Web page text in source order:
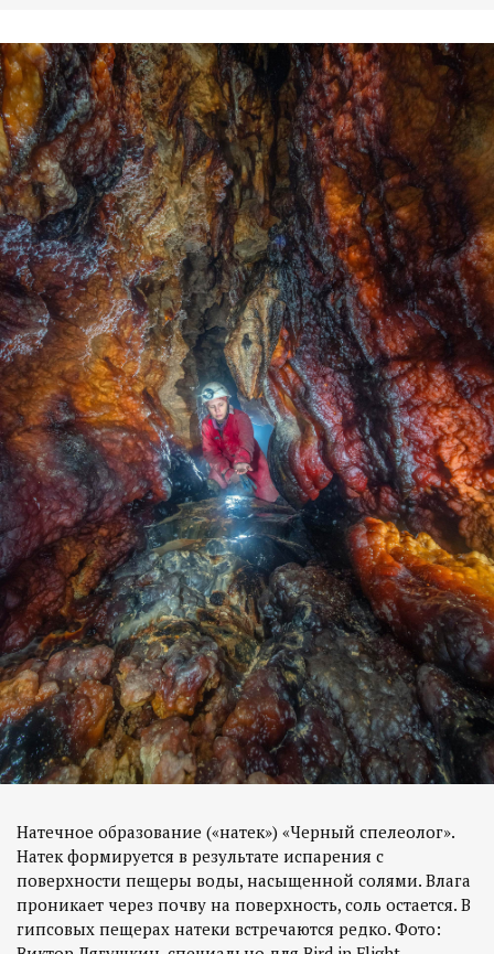
Натечное образование («натек») «Черный спелеолог».
Натек формируется в результате испарения с
поверхности пещеры воды, насыщенной солями. Влага
проникает через почву на поверхность, соль остается. В
гипсовых пещерах натеки встречаются редко. Фото: